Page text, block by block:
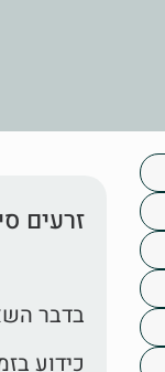
זרעים
בדבר
כידוע